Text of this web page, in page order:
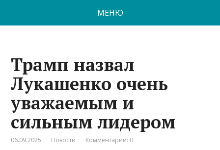
МЕНЮ
Трамп назвал
Лукашенко очень
уважаемым и
сильным лидером
06.09.2025 Новости Комментарии: 0